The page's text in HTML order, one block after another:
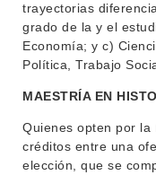
trayectorias
grado de la y el
Economía; y c)
Política, Trabajo
MAESTRÍA EN
Quienes opten por
créditos entre una
elección, que se